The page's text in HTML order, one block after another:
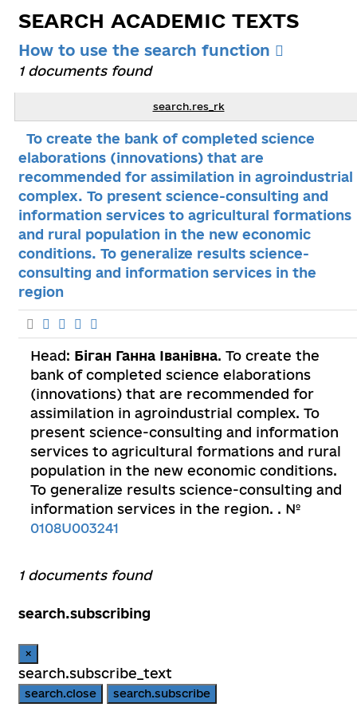
SEARCH ACADEMIC TEXTS
How to use the search function
1 documents found
search.res_rk
To create the bank of completed science
elaborations (innovations) that are
recommended for assimilation in agroindustrial
complex. To present science-consulting and
information services to agricultural formations
and rural population in the new economic
conditions. To generalize results science-
consulting and information services in the
region
Head: Біган Ганна Іванівна. To create the
bank of completed science elaborations
(innovations) that are recommended for
assimilation in agroindustrial complex. To
present science-consulting and information
services to agricultural formations and rural
population in the new economic conditions.
To generalize results science-consulting and
information services in the region. . №
0108U003241
1 documents found
search.subscribing
×
search.subscribe_text
search.close search.subscribe